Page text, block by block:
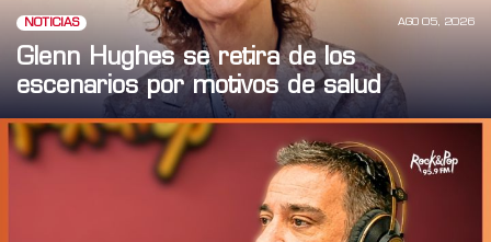
NOTICIAS AGO 05, 2026
Glenn Hughes se retira de los
escenarios por motivos de salud